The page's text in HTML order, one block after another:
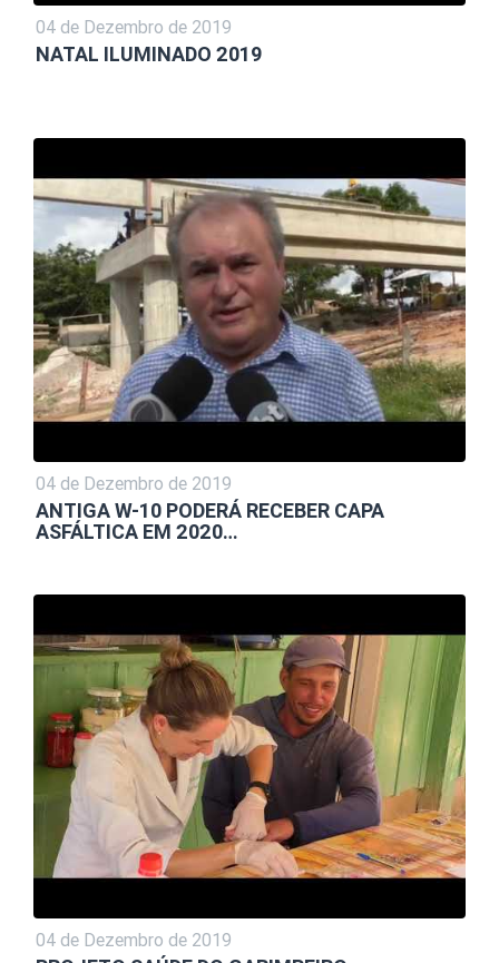
04 de Dezembro de 2019
NATAL ILUMINADO 2019
04 de Dezembro de 2019
ANTIGA W-10 PODERÁ RECEBER CAPA
ASFÁLTICA EM 2020…
04 de Dezembro de 2019